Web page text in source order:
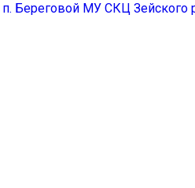
Береговой МУ СКЦ Зейского